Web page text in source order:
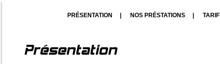
PRÉSENTATION NOS PRÉSTATIONS
Présentation